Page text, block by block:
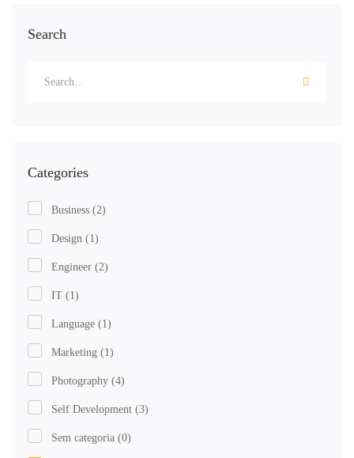
Search
Categories
Business (2)
Design (1)
Engineer (2)
IT (1)
Language (1)
Marketing (1)
Photography (4)
Self Development (3)
Sem categoria (0)